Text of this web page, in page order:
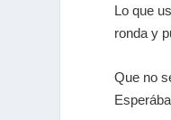
Lo que
ronda y
Que no